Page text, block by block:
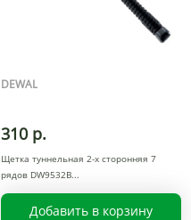
DEWAL
310 р.
Щетка туннельная 2-х сторонняя 7
рядов DW9532B
Добавить в корзину